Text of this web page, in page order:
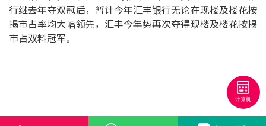
繁
© 2026 中原按揭经纪有限公司 Centaline Mortgage Broker Limited 版权所有
行继去年夺双冠后，暂计今年汇丰银行无论在现楼及楼花按
揭市占率均大幅领先，汇丰今年势再次夺得现楼及楼花按揭
巿占双料冠军。